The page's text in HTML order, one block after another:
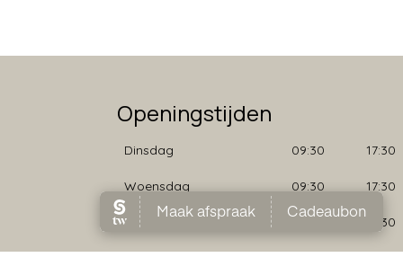
Openingstijden
Dinsdag 09:30 17:30
Woensdag 09:30 17:30
Donderdag 09:30 17:30